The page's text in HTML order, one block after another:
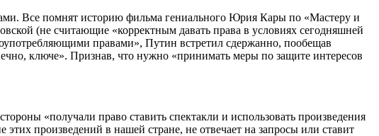
Все помнят историю фильма гениального Юрия Кары по «Мастеру и
(не считающие «корректным давать права в условиях сегодняшней
правами», Путин встретил сдержанно, пообещав
ключе». Признав, что нужно «принимать меры по защите интересов
«получали право ставить спектакли и использовать произведения
этих произведений в нашей стране, не отвечает на запросы или ставит